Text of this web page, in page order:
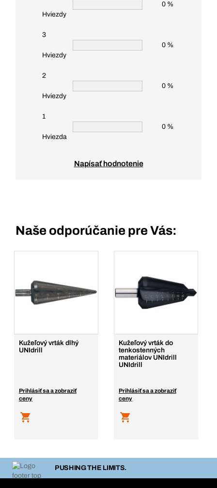
Hviezdy
0 %
3
Hviezdy
0 %
2
Hviezdy
0 %
1
Hviezda
0 %
Napísať hodnotenie
Naše odporúčanie pre Vás:
Kužeľový vrták dlhý
UNIdrill
Prihlásiť sa a zobraziť
ceny
Kužeľový vrták do
tenkostenných
materiálov UNIdrill
UNIdrill
Prihlásiť sa a zobraziť
ceny
PUSHING THE LIMITS.